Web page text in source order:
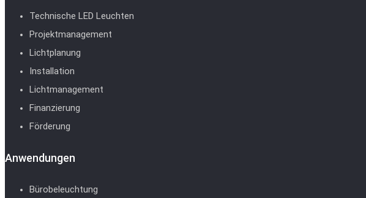
Technische LED Leuchten
Projektmanagement
Lichtplanung
Installation
Lichtmanagement
Finanzierung
Förderung
Anwendungen
Bürobeleuchtung